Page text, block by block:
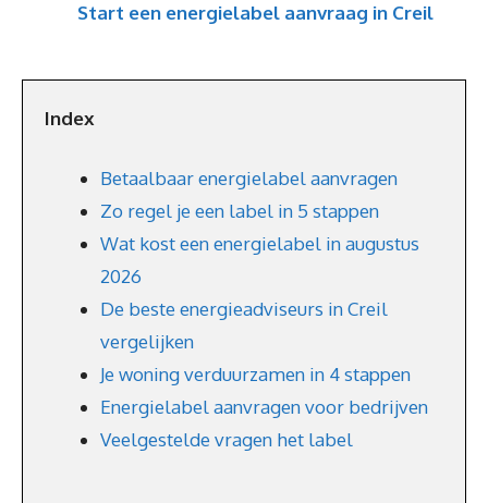
Start een energielabel aanvraag in Creil
Index
Betaalbaar energielabel aanvragen
Zo regel je een label in 5 stappen
Wat kost een energielabel in augustus
2026
De beste energieadviseurs in Creil
vergelijken
Je woning verduurzamen in 4 stappen
Energielabel aanvragen voor bedrijven
Veelgestelde vragen het label